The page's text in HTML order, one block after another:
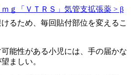
ｇ「ＶＴＲＳ」 気管支拡張薬 > β
るため、毎回貼付部位を変えるこ
能性がある小児には、手の届かな
ましい。